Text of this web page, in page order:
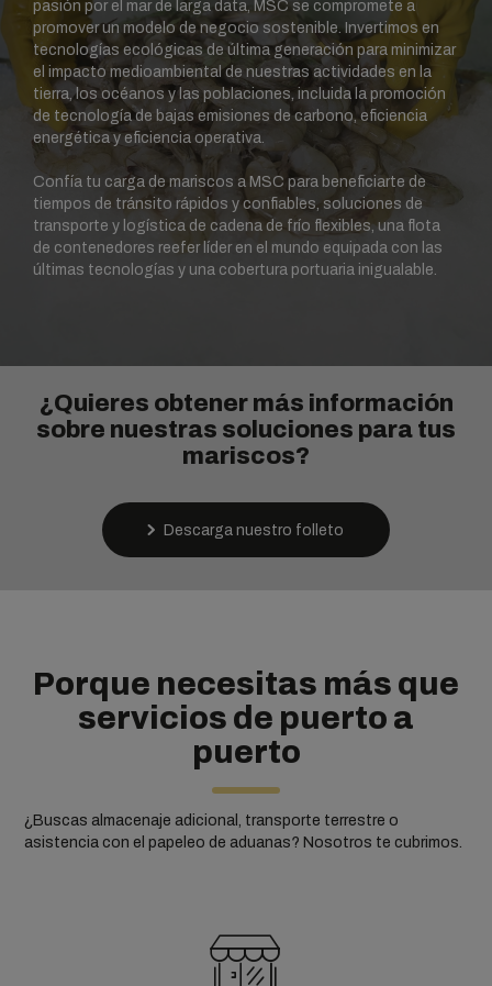
pasión por el mar de larga data, MSC se compromete a
promover un modelo de negocio sostenible. Invertimos en
tecnologías ecológicas de última generación para minimizar
el impacto medioambiental de nuestras actividades en la
tierra, los océanos y las poblaciones, incluida la promoción
de tecnología de bajas emisiones de carbono, eficiencia
energética y eficiencia operativa.
Confía tu carga de mariscos a MSC para beneficiarte de
tiempos de tránsito rápidos y confiables, soluciones de
transporte y logística de cadena de frío flexibles, una flota
de contenedores reefer líder en el mundo equipada con las
últimas tecnologías y una cobertura portuaria inigualable.
¿Quieres obtener más información
sobre nuestras soluciones para tus
mariscos?
Descarga nuestro folleto
Porque necesitas más que
servicios de puerto a
puerto
¿Buscas almacenaje adicional, transporte terrestre o
asistencia con el papeleo de aduanas? Nosotros te cubrimos.